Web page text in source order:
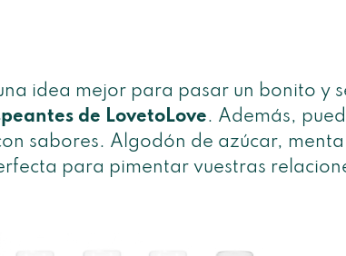
idea mejor para pasar un bonito y
de LovetoLove. Además,
sabores. Algodón de azúcar,
para pimentar vuestras